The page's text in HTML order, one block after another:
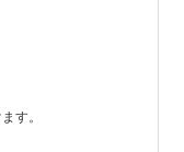
す。